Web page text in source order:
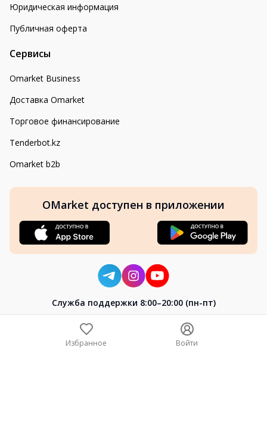
Юридическая информация
Публичная оферта
Сервисы
Omarket Business
Доставка Omarket
Торговое финансирование
Tenderbot.kz
Omarket b2b
OMarket доступен в приложении
Cлужба поддержки 8:00–20:00 (пн-пт)
Избранное Войти